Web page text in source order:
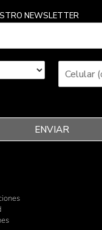
NEWSLETTER
ENVIAR